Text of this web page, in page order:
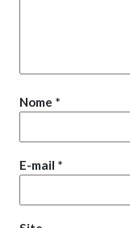
Nome *
E-mail *